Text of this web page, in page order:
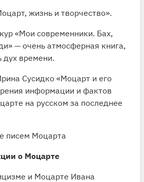
жизнь и творчество».
«Мои современники. Бах,
— очень атмосферная книга,
дух времени.
Сусидко «Моцарт и его
информации и фактов
на русском за последнее
писем Моцарта
о Моцарте
и Моцарте Ивана